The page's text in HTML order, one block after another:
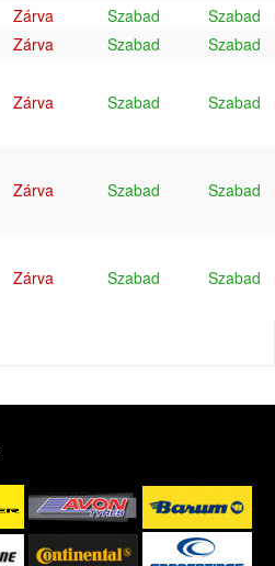
Zárva Szabad
Szabad
Zárva Szabad
Szabad
Zárva Szabad Szabad
Zárva Szabad Szabad
Zárva Szabad Szabad